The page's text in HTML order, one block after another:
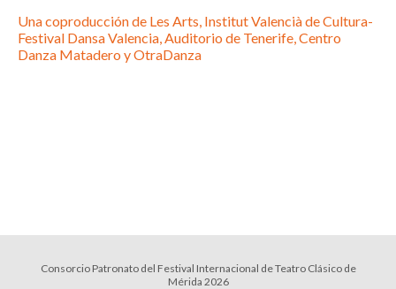
Una coproducción de Les Arts, Institut Valencià de Cultura-
Festival Dansa Valencia, Auditorio de Tenerife, Centro
Danza Matadero y OtraDanza
Consorcio Patronato del Festival Internacional de Teatro Clásico de
Mérida 2026